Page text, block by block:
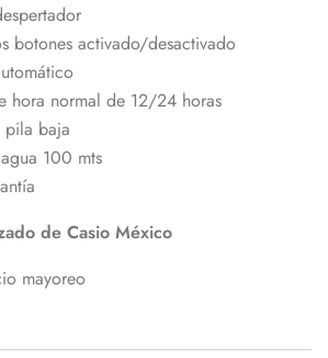
botones activado/desactivado
hora normal de 12/24 horas
baja
100 mts
de Casio México
mayoreo